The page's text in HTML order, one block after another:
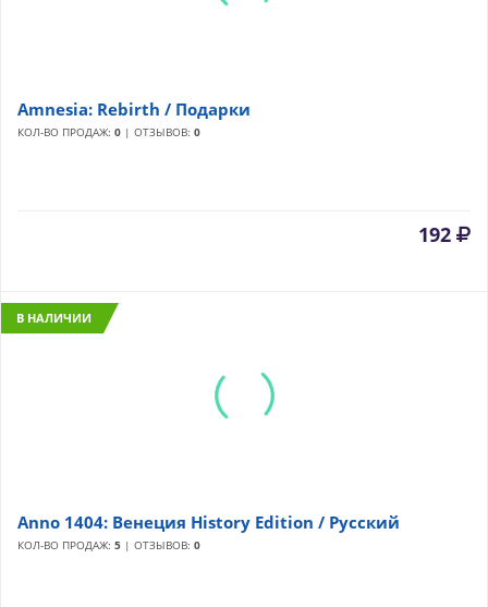
Amnesia: Rebirth / Подарки
КОЛ-ВО ПРОДАЖ: 0 | ОТЗЫВОВ: 0
192
В НАЛИЧИИ
Anno 1404: Венеция History Edition / Русский
КОЛ-ВО ПРОДАЖ: 5 | ОТЗЫВОВ: 0